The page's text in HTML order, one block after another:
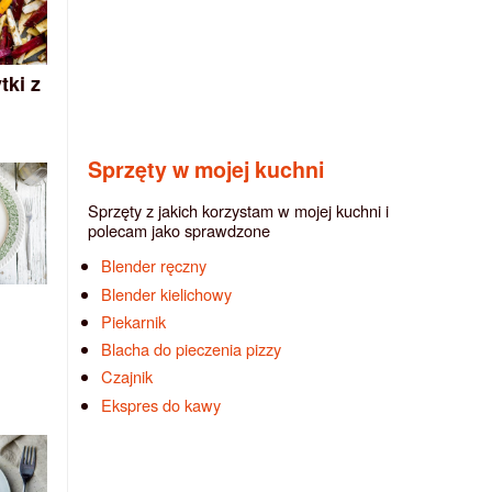
z
Sprzęty w mojej kuchni
Sprzęty z jakich korzystam w mojej kuchni i
polecam jako sprawdzone
Blender ręczny
Blender kielichowy
Piekarnik
Blacha do pieczenia pizzy
Czajnik
Ekspres do kawy